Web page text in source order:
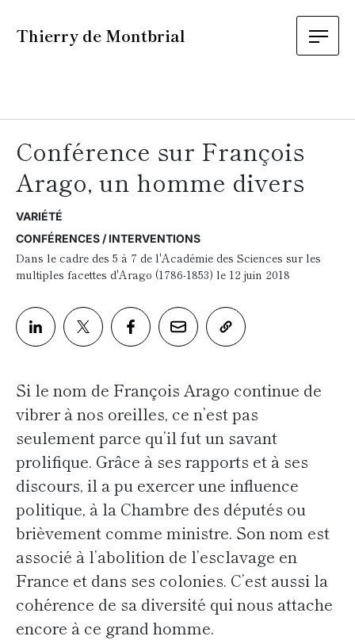
Thierry de Montbrial
Conférence sur François
Arago, un homme divers
VARIÉTÉ
CONFÉRENCES / INTERVENTIONS
Dans le cadre des 5 à 7 de l'Académie des Sciences sur les
multiples facettes d'Arago (1786-1853) le 12 juin 2018
Si le nom de François Arago continue de
vibrer à nos oreilles, ce n’est pas
seulement parce qu’il fut un savant
prolifique. Grâce à ses rapports et à ses
discours, il a pu exercer une influence
politique, à la Chambre des députés ou
brièvement comme ministre. Son nom est
associé à l’abolition de l’esclavage en
France et dans ses colonies. C’est aussi la
cohérence de sa diversité qui nous attache
encore à ce grand homme.